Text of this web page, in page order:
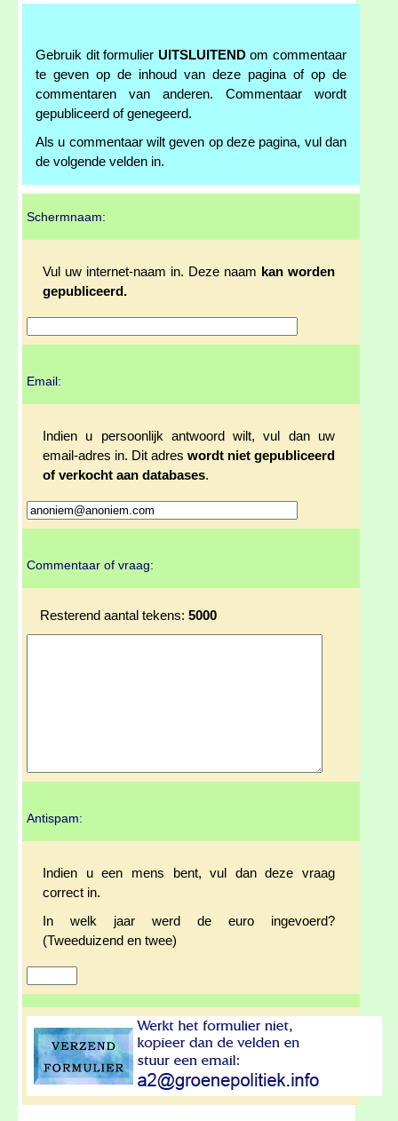
Gebruik dit formulier UITSLUITENDom commentaar
te geven op de inhoud van deze pagina of op de
commentaren van anderen. Commentaar wordt
gepubliceerd of genegeerd.
Als u commentaar wilt geven op deze pagina, vul dan
de volgende velden in.
Schermnaam:
Vul uw internet-naam in. Deze naam kan worden
gepubliceerd.
Email:
Indien u persoonlijk antwoord wilt, vul dan uw
email-adres in. Dit adres wordt niet gepubliceerd
of verkocht aan databases.
Commentaar of vraag:
Resterend aantal tekens: 5000
Antispam:
Indien u een mens bent, vul dan deze vraag
correct in.
In welk jaar werd de euro ingevoerd?
(Tweeduizend en twee)